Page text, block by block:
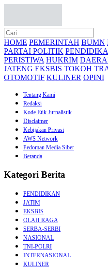
HOME PEMERINTAH BUMN
PARTAI POLITIK
PERISTIWA HUKRIM
JATENG EKSBIS TOKOH
OTOMOTIF KULINER OPINI
Tentang Kami
Redaksi
Kode Etik Jurnalistik
Disclaimer
Kebijakan Privasi
AWS Network
Pedoman Media Siber
Beranda
Kategori Berita
PENDIDIKAN
JATIM
EKSBIS
OLAH RAGA
SERBA-SERBI
NASIONAL
TNI-POLRI
INTERNASIONAL
KULINER